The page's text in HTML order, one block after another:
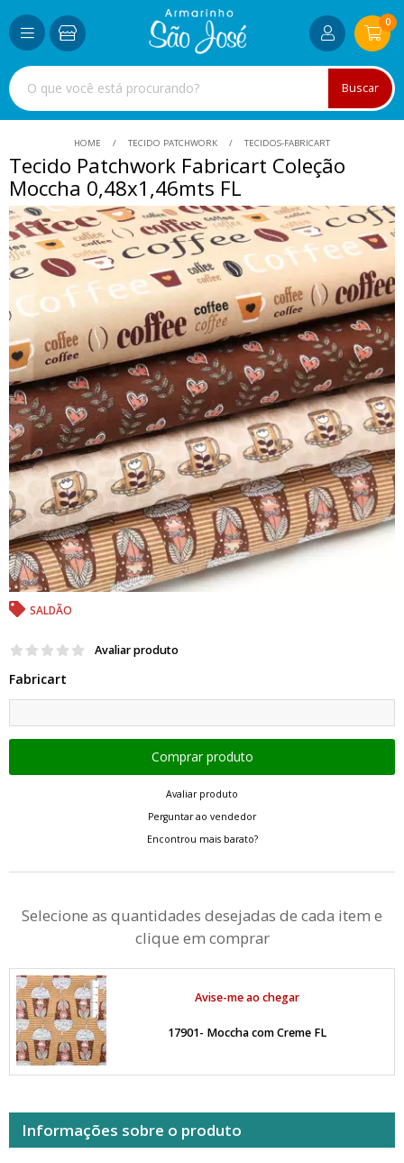
Buscar
0
HOME TECIDO PATCHWORK TECIDOS-FABRICART
Tecido Patchwork Fabricart Coleção
Moccha 0,48x1,46mts FL
SALDÃO
Avaliar produto
Fabricart
Avaliar produto
Perguntar ao vendedor
Encontrou mais barato?
Selecione as quantidades desejadas de cada item e
clique em comprar
Avise-me ao chegar
17901- Moccha com Creme FL
Informações sobre o produto